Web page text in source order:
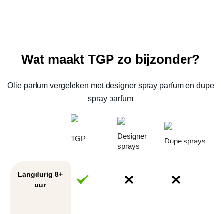
Wat maakt TGP zo bijzonder?
Olie parfum vergeleken met designer spray parfum en dupe
spray parfum
TGP
Designer
sprays
Dupe sprays
Langdurig 8+
uur